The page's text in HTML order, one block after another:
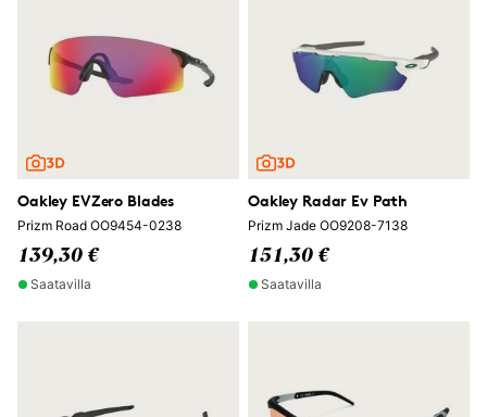
Oakley EVZero Blades
Prizm Road OO9454-0238
139,30 €
Saatavilla
Oakley Radar Ev Path
Prizm Jade OO9208-7138
151,30 €
Saatavilla